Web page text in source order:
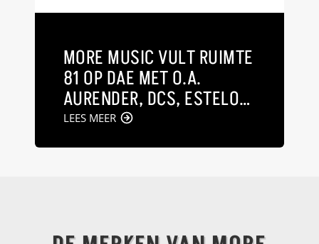
MORE MUSIC VULT RUIMTE
81 OP DAE MET O.A.
AURENDER, DCS, ESTELON
EN MOON
LEES MEER